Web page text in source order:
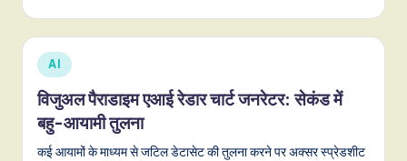
Posted
AI
विजुअल पैराडाइम एआई रेडार चार्ट जनरेटर: सेकंड में
बहु-आयामी तुलना
कई आयामों के माध्यम से जटिल डेटासेट की तुलना करने पर अक्सर स्प्रेडशीट